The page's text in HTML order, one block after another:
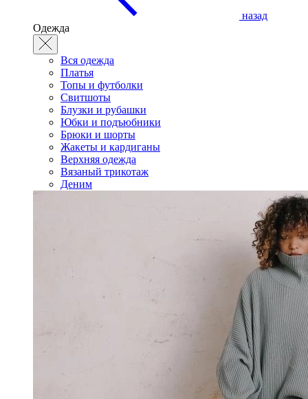
назад
Одежда
Вся одежда
Платья
Топы и футболки
Свитшоты
Блузки и рубашки
Юбки и подъюбники
Брюки и шорты
Жакеты и кардиганы
Верхняя одежда
Вязаный трикотаж
Деним